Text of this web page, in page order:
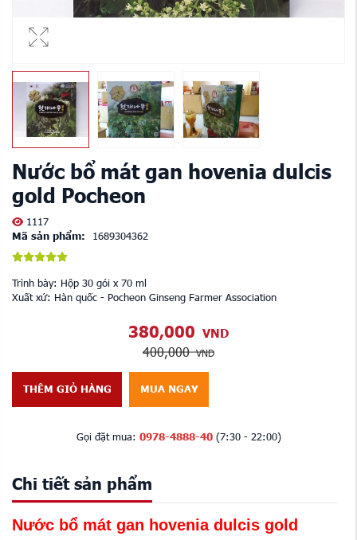
Nước bổ mát gan hovenia dulcis
gold Pocheon
1117
Mã sản phẩm:
1689304362
Trình bày: Hộp 30 gói x 70 ml
Xuất xứ: Hàn quốc - Pocheon Ginseng Farmer Association
380,000 VND
400,000VND
THÊM GIỎ HÀNG MUA NGAY
Gọi đặt mua: 0978-4888-40(7:30 - 22:00)
Chi tiết sản phẩm
Nước bổ mát gan hovenia dulcis gold